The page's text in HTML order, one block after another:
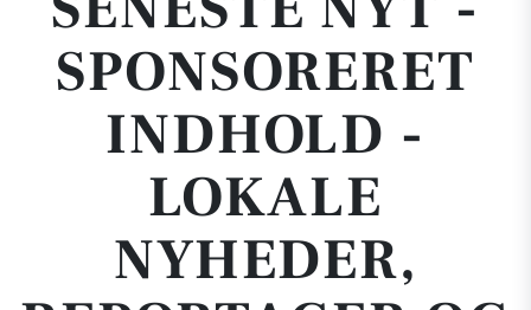
SPONSORERET
INDHOLD -
LOKALE
NYHEDER,